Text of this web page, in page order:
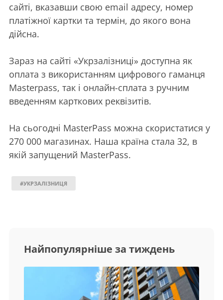
сайті, вказавши свою email адресу, номер
платіжної картки та термін, до якого вона
дійсна.
Зараз на сайті «Укрзалізниці» доступна як
оплата з використанням цифрового гаманця
Masterpass, так і онлайн-сплата з ручним
введенням карткових реквізитів.
На сьогодні MasterPass можна скористатися у
270 000 магазинах. Наша країна стала 32, в
якій запущений MastеrPass.
#УКРЗАЛІЗНИЦЯ
Найпопулярніше за тиждень